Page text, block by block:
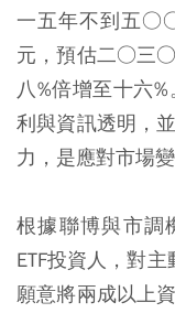
一五年不到五
元，預估二○三○
八%倍增至十六
利與資訊透明，
力，是應對市場
根據聯博與市調
ETF投資人，對
願意將兩成以上